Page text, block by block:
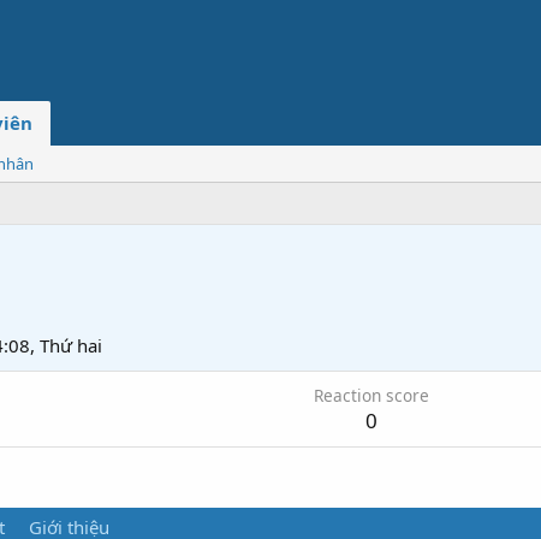
Thứ hai
Reaction score
0
Giới thiệu